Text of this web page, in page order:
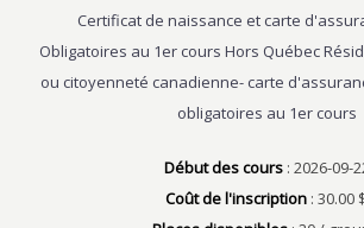
Certificat de naissance et carte
Obligatoires au 1er cours Hors Québec
ou citoyenneté canadienne- carte
obligatoires au 1er cours
Début des cours: 2026-09-
Coût de l'inscription : 30.00